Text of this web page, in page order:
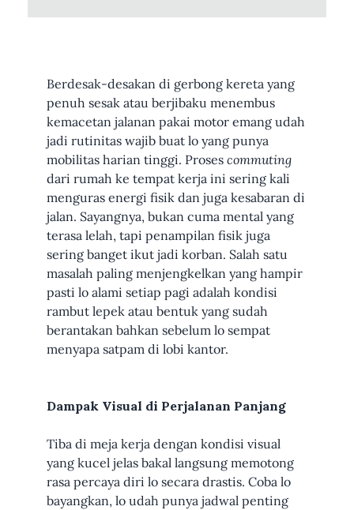
Berdesak-desakan di gerbong kereta yang
penuh sesak atau berjibaku menembus
kemacetan jalanan pakai motor emang udah
jadi rutinitas wajib buat lo yang punya
mobilitas harian tinggi. Proses commuting
dari rumah ke tempat kerja ini sering kali
menguras energi fisik dan juga kesabaran di
jalan. Sayangnya, bukan cuma mental yang
terasa lelah, tapi penampilan fisik juga
sering banget ikut jadi korban. Salah satu
masalah paling menjengkelkan yang hampir
pasti lo alami setiap pagi adalah kondisi
rambut lepek atau bentuk yang sudah
berantakan bahkan sebelum lo sempat
menyapa satpam di lobi kantor.
Dampak Visual di Perjalanan Panjang
Tiba di meja kerja dengan kondisi visual
yang kucel jelas bakal langsung memotong
rasa percaya diri lo secara drastis. Coba lo
bayangkan, lo udah punya jadwal penting